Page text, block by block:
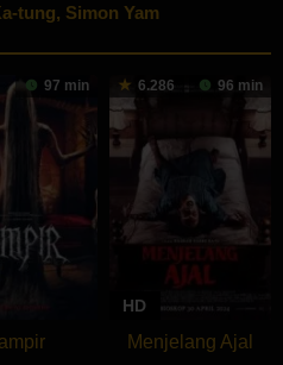
tung, Simon Yam
97 min 6.286 96 min
HD
Menjelang Ajal